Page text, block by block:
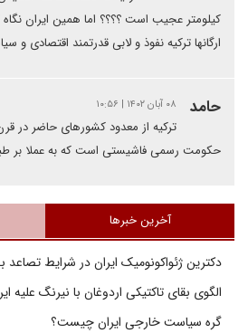
کیلومتر عجیب است ؟؟؟؟ اما همین ایران نگاه
ارگانها ترکیه نفوذ و لابی قدرتمند اقتصادی و
حامد ۰۸ آبان ۱۴۰۲ | ۱۰:۵۶
ترکیه از معدود کشورهای حاضر در
حکومت رسمی فاشیستی است که به عملا بر
آخرین خبرها
دکترین ژئواکونومیک ایران در شرایط تصاعد
الگوی بقای تاکتیکی اردوغان با نیرنگ علیه
گره سیاست خارجی ایران چیست؟